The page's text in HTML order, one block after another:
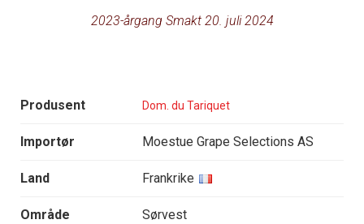
2023-årgang Smakt 20. juli 2024
Produsent Dom. du Tariquet
Importør Moestue Grape Selections AS
Land Frankrike
Område Sørvest